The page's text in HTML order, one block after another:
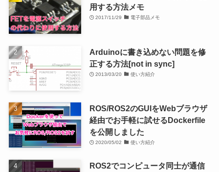
用する方法メモ
2017/11/29 電子部品メモ
Arduinoに書き込めない問題を修
正する方法[not in sync]
2013/03/20 使い方紹介
ROS/ROS2のGUIをWebブラウザ
経由でお手軽に試せるDockerfile
を公開しました
2020/05/02 使い方紹介
ROS2でコンピュータ同士が通信